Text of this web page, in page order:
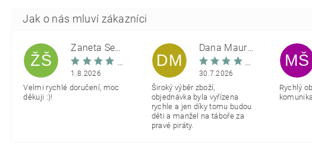
ŽŠ
Žaneta Šemberová
1.8.2026
Velmi rychlé doručení, moc
děkuji :)!
DM
Dana Maurerová
30.7.2026
Široký výběr zboží,
objednávka byla vyřízena
rychle a jen díky tomu budou
děti a manžel na táboře za
pravé piráty.
MŠ
Rychlý